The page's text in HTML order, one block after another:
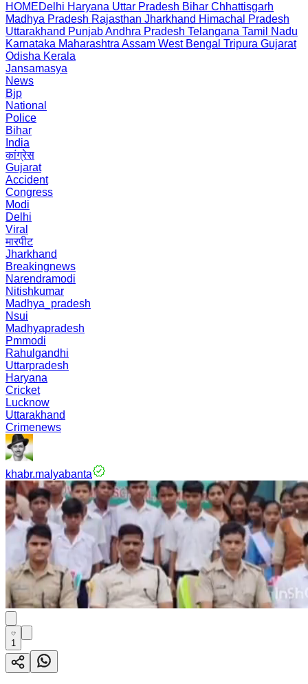
HOMEDelhi Haryana Uttar Pradesh Bihar Chhattisgarh
Madhya Pradesh Rajasthan Jharkhand Himachal Pradesh
Uttarakhand PunjabAndhra Pradesh Telangana Tamil Nadu
Karnataka Maharashtra Assam West Bengal Tripura Gujarat
Odisha Kerala
Jansamasya
News
Bjp
National
Police
Bihar
India
कांग्रेस
Gujarat
Accident
Congress
Modi
Delhi
Viral
मारपीट
Jharkhand
Breakingnews
Narendramodi
Nitishkumar
Madhya_pradesh
Nsui
Madhyapradesh
Pmmodi
Rahulgandhi
Uttarpradesh
Haryana
Cricket
Lucknow
Uttarakhand
Crimenews
khabr.malyabanta
1